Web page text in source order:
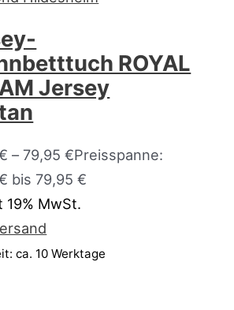
ROYAL
Jersey
– 79,95€Preisspanne:
bis 79,95 €
19% MwSt.
ca. 10 Werktage